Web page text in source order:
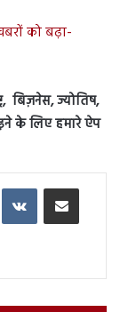
को बढ़ा-
बिज़नेस, ज्योतिष,
के लिए हमारे ऐप
VKontakteShare via Email